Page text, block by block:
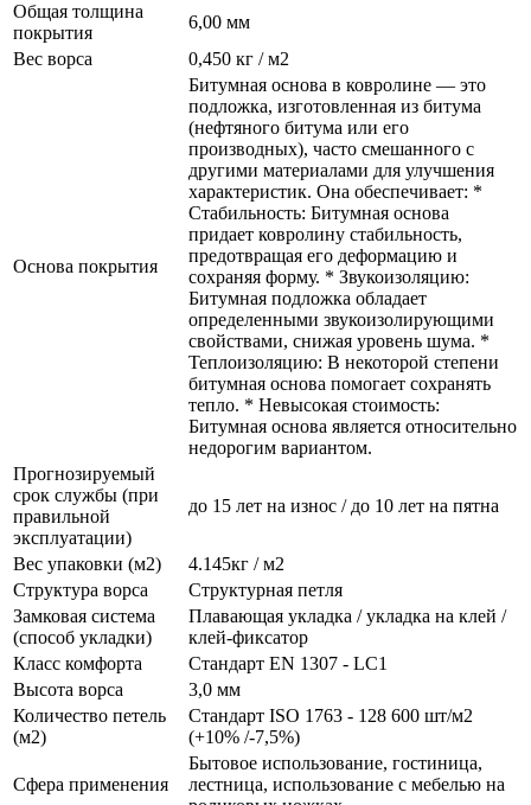
Общая толщина
покрытия
6,00 мм
Вес ворса
0,450 кг / м2
Основа покрытия
Битумная основа в ковролине — это
подложка, изготовленная из битума
(нефтяного битума или его
производных), часто смешанного с
другими материалами для улучшения
характеристик. Она обеспечивает: *
Стабильность: Битумная основа
придает ковролину стабильность,
предотвращая его деформацию и
сохраняя форму. * Звукоизоляцию:
Битумная подложка обладает
определенными звукоизолирующими
свойствами, снижая уровень шума. *
Теплоизоляцию: В некоторой степени
битумная основа помогает сохранять
тепло. * Невысокая стоимость:
Битумная основа является относительно
недорогим вариантом.
Прогнозируемый
срок службы (при
правильной
эксплуатации)
до 15 лет на износ / до 10 лет на пятна
Вес упаковки (м2)
4.145кг / м2
Структура ворса
Структурная петля
Замковая система
(способ укладки)
Плавающая укладка / укладка на клей /
клей-фиксатор
Класс комфорта
Стандарт EN 1307 - LC1
Высота ворса
3,0 мм
Количество петель
(м2)
Стандарт ISO 1763 - 128 600 шт/м2
(+10% /-7,5%)
Сфера применения
Бытовое использование, гостиница,
лестница, использование с мебелью на